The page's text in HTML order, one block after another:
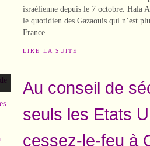
israélienne depuis le 7 octobre. Hala
le quotidien des Gazaouis qui n’est
France...
LIRE LA SUITE
Au conseil de
seuls les Etats
cessez-le-feu à